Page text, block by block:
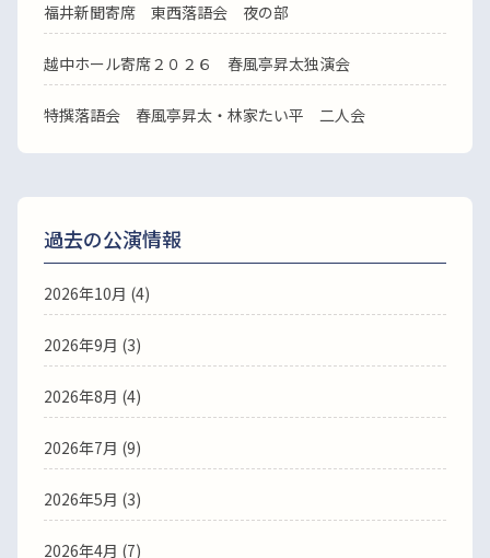
福井新聞寄席 東西落語会 夜の部
越中ホール寄席２０２６ 春風亭昇太独演会
特撰落語会 春風亭昇太・林家たい平 二人会
過去の公演情報
2026年10月 (4)
2026年9月 (3)
2026年8月 (4)
2026年7月 (9)
2026年5月 (3)
2026年4月 (7)